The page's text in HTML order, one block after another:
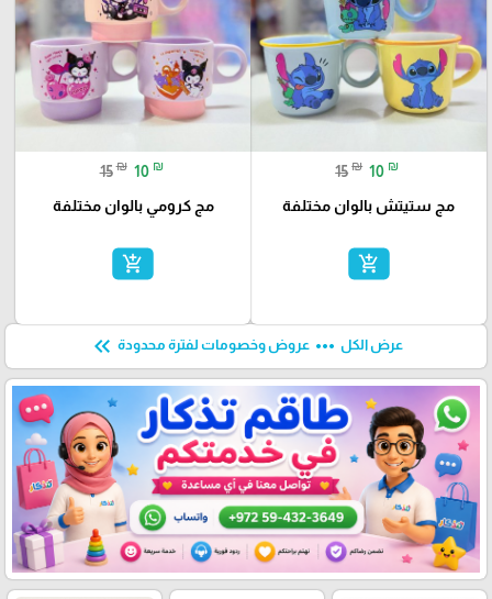
15 ₪ 10 ₪
مج ستيتش بالوان مختلفة
add_shopping_cart
15 ₪ 10 ₪
مج كرومي بالوان مختلفة
add_shopping_cart
عرض الكل more_horiz عروض وخصومات لفترة محدودة keyboard_double_arrow_left